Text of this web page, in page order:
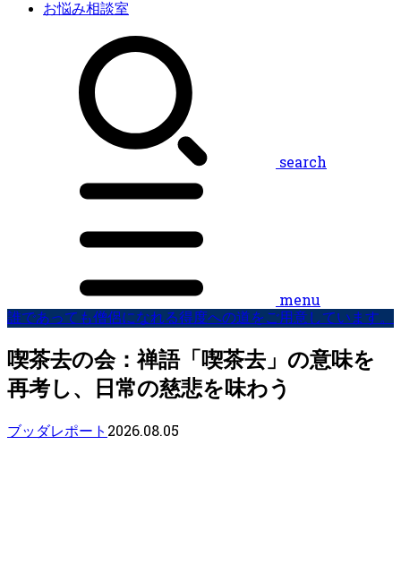
お悩み相談室
search
menu
誰であっても僧侶になれる得度への道をご用意しています。
喫茶去の会：禅語「喫茶去」の意味を
再考し、日常の慈悲を味わう
ブッダレポート 2026.08.05